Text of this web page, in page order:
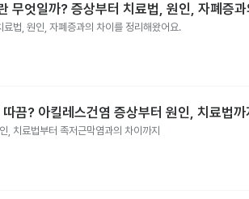
무엇일까? 증상부터 치료법, 원인, 자폐증과
료법, 원인, 자폐증과의 차이를 정리해왔어요.
끔? 아킬레스건염 증상부터 원인, 치료법까
, 치료법부터 족저근막염과의 차이까지